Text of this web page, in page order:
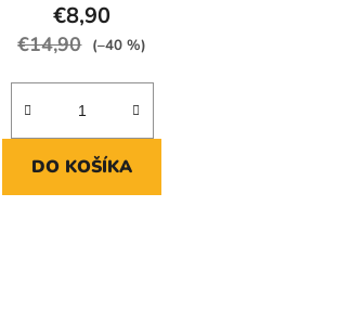
€8,90
€14,90 (–40 %)
DO KOŠÍKA